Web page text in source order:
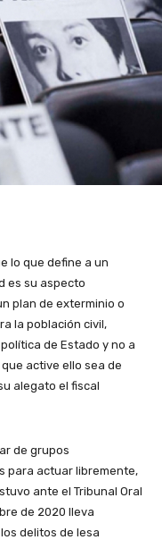
lo que define a un
es su aspecto
plan de exterminio o
la población civil,
de Estado y no a
active ello sea de
alegato el fiscal
de grupos
para actuar libremente,
ante el Tribunal Oral
de 2020 lleva
delitos de lesa